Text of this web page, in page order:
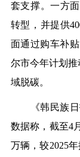
套支撑。一方
转型，并提供
面通过购车补
尔市今年计划
域脱碳。
《韩民族日
数据称，截至4
万辆，较2025